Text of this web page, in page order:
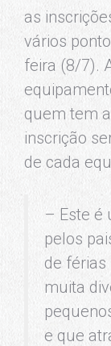
as
vários
feira (8/7).
quem tem
inscrição
de cada
– Este é
pelos
de férias
muita
e que